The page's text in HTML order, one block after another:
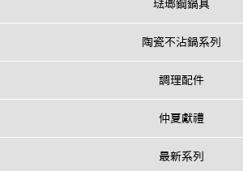
琺瑯鋼鍋具
陶瓷不沾鍋系列
調理配件
仲夏獻禮
最新系列